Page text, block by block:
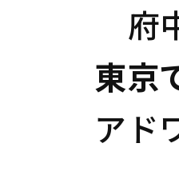
府
東京
アド